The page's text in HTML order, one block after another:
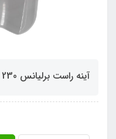
آینه راست برلیانس 230